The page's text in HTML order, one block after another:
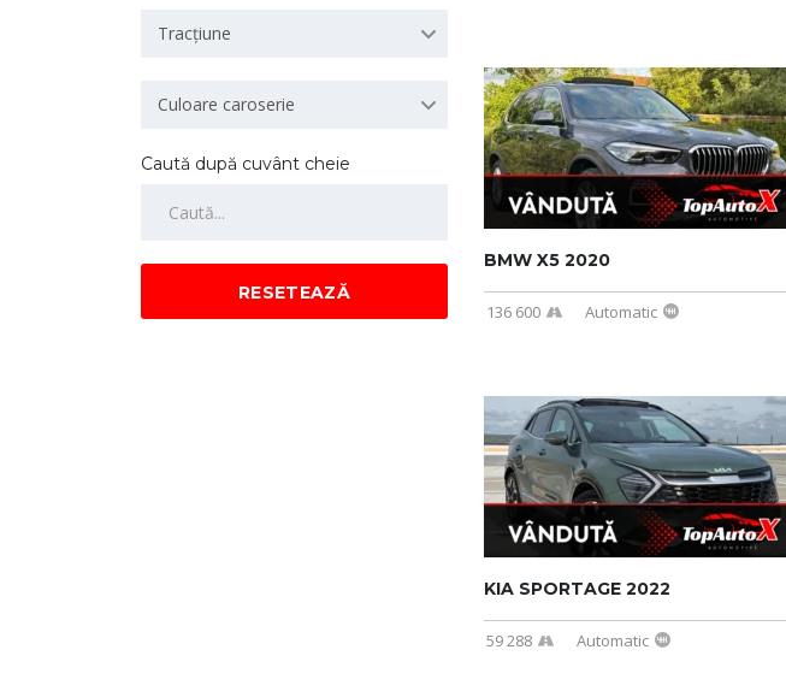
Tracțiune
Culoare caroserie
Caută după cuvânt cheie
RESETEAZĂ
BMW X5 2020
136 600 Automatic
KIA SPORTAGE 2022
59 288 Automatic